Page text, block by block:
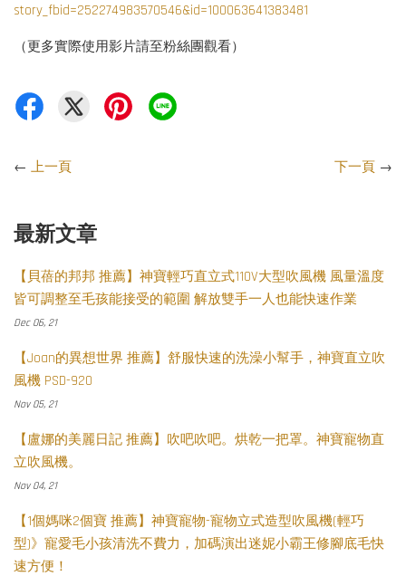
story_fbid=252274983570546&id=100063641383481
（更多實際使用影片請至粉絲團觀看）
← 上一頁 下一頁 →
最新文章
【貝蓓的邦邦 推薦】神寶輕巧直立式110V大型吹風機 風量溫度
皆可調整至毛孩能接受的範圍 解放雙手一人也能快速作業
Dec 06, 21
【Joan的異想世界 推薦】舒服快速的洗澡小幫手，神寶直立吹
風機 PSD-920
Nov 05, 21
【盧娜的美麗日記 推薦】吹吧吹吧。烘乾一把罩。神寶寵物直
立吹風機。
Nov 04, 21
【1個媽咪2個寶 推薦】神寶寵物-寵物立式造型吹風機(輕巧
型)》寵愛毛小孩清洗不費力，加碼演出迷妮小霸王修腳底毛快
速方便！